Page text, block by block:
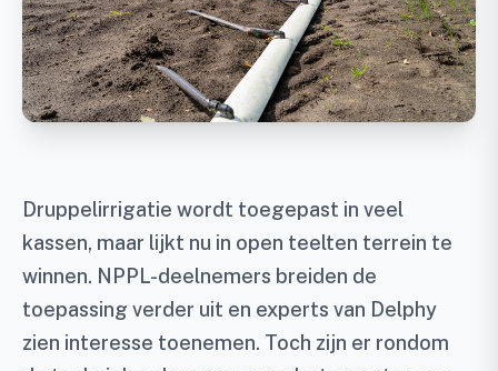
Druppelirrigatie wordt toegepast in veel
kassen, maar lijkt nu in open teelten terrein te
winnen. NPPL-deelnemers breiden de
toepassing verder uit en experts van Delphy
zien interesse toenemen. Toch zijn er rondom